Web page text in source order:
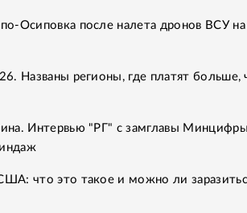
Осиповка после налета дронов ВСУ
Названы регионы, где платят больше,
Интервью "РГ" с замглавы
что это такое и можно ли